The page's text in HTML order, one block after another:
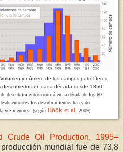
y número de los campos petrolíferos
descubiertos en cada década desde 1850.
descubrimientos ocurrió en la década de los 60
entonces los descubrimientos han sido
vez menores. (según Höök et al. 2009).
Crude Oil Production, 1995–
mundial fue de 73,8